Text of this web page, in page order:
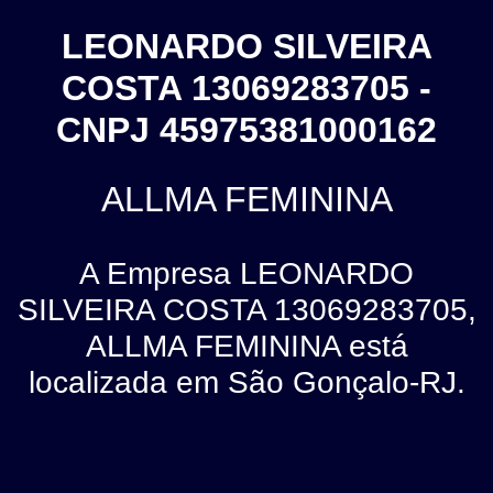
LEONARDO SILVEIRA
COSTA 13069283705 -
CNPJ 45975381000162
ALLMA FEMININA
A Empresa LEONARDO
SILVEIRA COSTA 13069283705,
ALLMA FEMININA está
localizada em São Gonçalo-RJ.